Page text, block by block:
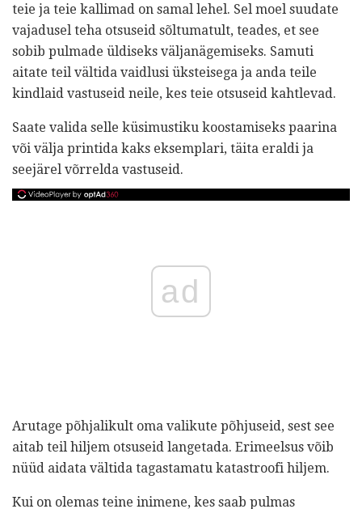
teie ja teie kallimad on samal lehel. Sel moel suudate
vajadusel teha otsuseid sõltumatult, teades, et see
sobib pulmade üldiseks väljanägemiseks. Samuti
aitate teil vältida vaidlusi üksteisega ja anda teile
kindlaid vastuseid neile, kes teie otsuseid kahtlevad.
Saate valida selle küsimustiku koostamiseks paarina
või välja printida kaks eksemplari, täita eraldi ja
seejärel võrrelda vastuseid.
ad
Arutage põhjalikult oma valikute põhjuseid, sest see
aitab teil hiljem otsuseid langetada. Erimeelsus võib
nüüd aidata vältida tagastamatu katastroofi hiljem.
Kui on olemas teine ​​inimene, kes saab pulmas